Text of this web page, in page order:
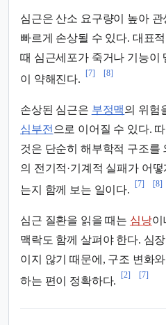
심근은 산소 요구량이 높아
빠르게 손상될 수 있다. 대표
때 심근세포가 죽거나 기능이
이 약해진다.
[7] [8]
손상된 심근은 부정맥의 위험
심부전 으로 이어질 수 있다.
것은 단순히 해부학적 구조를
의 전기적·기계적 실패가 어
는지 함께 보는 일이다.
[7] [8]
심근 질환을 읽을 때는 심낭이
맥락도 함께 살펴야 한다. 심
이지 않기 때문에, 구조 변화
하는 편이 정확하다.
[2] [7]